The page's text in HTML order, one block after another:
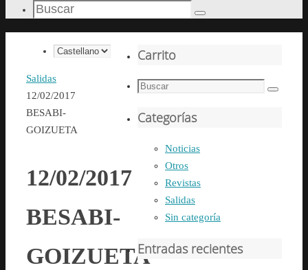
Búsqueda
Buscar
Elegir
idioma
Inicio
Salidas
12/02/2017
BESABI-
GOIZUETA
12/02/2017
BESABI-
GOIZUETA
Carrito
Búsqueda
Buscar
Categorías
Noticias
Otros
Revistas
Salidas
Sin categoría
Entradas recientes